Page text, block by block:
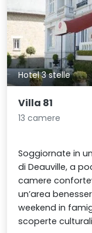
Hotel 3 stelle
Villa 81
13 camere
Soggiornate in
di Deauville, a
camere
un’area
weekend in
scoperte